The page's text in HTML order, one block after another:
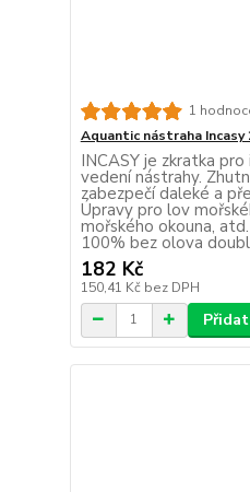
1
Aquantic nástraha Incasy
INCASY je zkratka
vedení nástrahy.
zabezpečí daleké a
Úpravy pro lov
mořského okouna,
100% bez olova
182 Kč
150,41 Kč bez DPH